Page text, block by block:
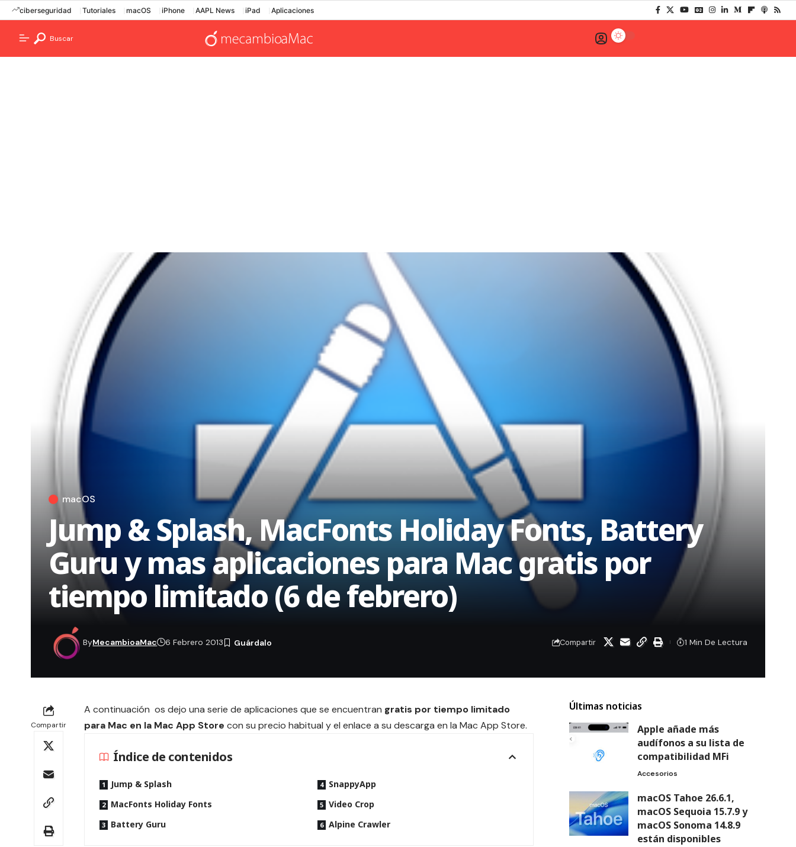
ciberseguridad Tutoriales macOS iPhone AAPL News iPad Aplicaciones
Buscar
macOS
Jump & Splash, MacFonts Holiday Fonts, Battery
Guru y mas aplicaciones para Mac gratis por
tiempo limitado (6 de febrero)
ByMecambioaMac 6 Febrero 2013 Compartir 1 Min De Lectura
Compartir
A continuación os dejo una serie de aplicaciones que se encuentran gratis por tiempo limitado
para Mac en la Mac App Store con su precio habitual y el enlace a su descarga en la Mac App Store.
Índice de contenidos
Jump & Splash
MacFonts Holiday Fonts
Battery Guru
SnappyApp
Video Crop
Alpine Crawler
Últimas noticias
Apple añade más
audífonos a su lista de
compatibilidad MFi
Accesorios
macOS Tahoe 26.6.1,
macOS Sequoia 15.7.9 y
macOS Sonoma 14.8.9
están disponibles